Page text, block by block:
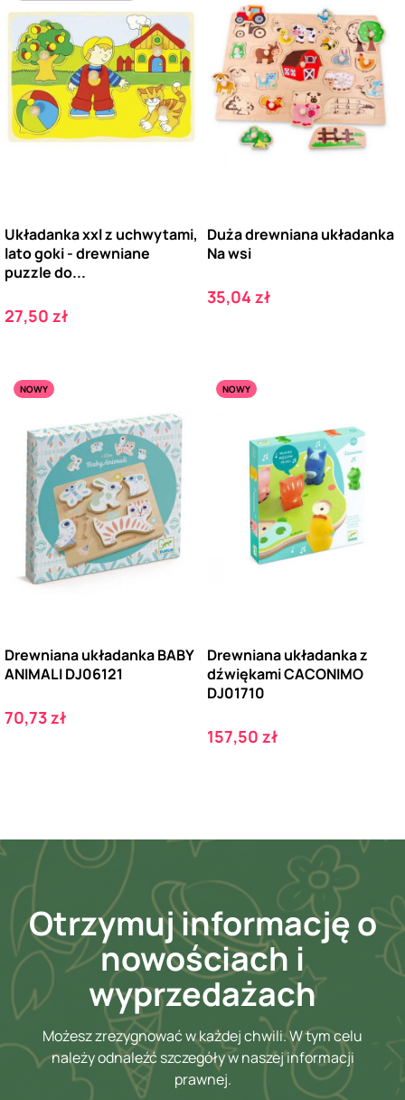
Układanka xxl z uchwytami,
lato goki - drewniane
puzzle do...
Cena
27,50 zł
Duża drewniana układanka
Na wsi
Cena
35,04 zł
NOWY
Drewniana układanka BABY
ANIMALI DJ06121
Cena
70,73 zł
NOWY
Drewniana układanka z
dźwiękami CACONIMO
DJ01710
Cena
157,50 zł
Otrzymuj informację o
nowościach i
wyprzedażach
Możesz zrezygnować w każdej chwili. W tym celu
należy odnaleźć szczegóły w naszej informacji
prawnej.